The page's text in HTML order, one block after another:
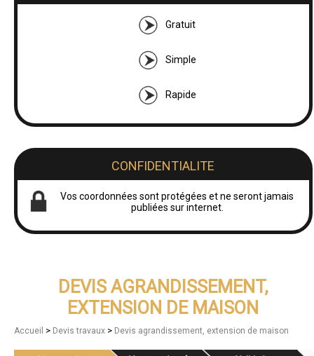
Gratuit
Simple
Rapide
CONFIDENTIALITE
Vos coordonnées sont protégées et ne seront jamais
publiées sur internet.
DEVIS AGRANDISSEMENT,
EXTENSION DE MAISON
Accueil > Devis travaux > Devis agrandissement, extension de maison